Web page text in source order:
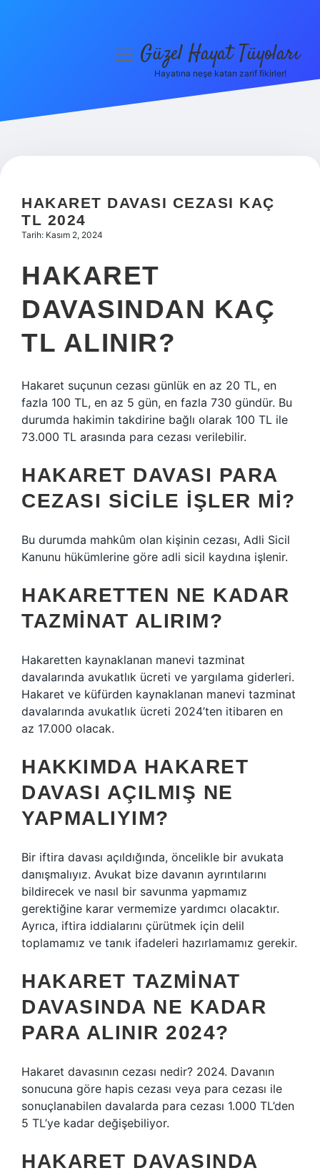
Hakkımızda
menüyüGüzel Hayat Tüyoları
Hayatına neşe katan zarif fikirler!
HAKARET DAVASI CEZASI KAÇ
TL 2024
Tarih: Kasım 2, 2024
HAKARET
DAVASINDAN KAÇ
TL ALINIR?
Hakaret suçunun cezası günlük en az 20 TL, en
fazla 100 TL, en az 5 gün, en fazla 730 gündür. Bu
durumda hakimin takdirine bağlı olarak 100 TL ile
73.000 TL arasında para cezası verilebilir.
HAKARET DAVASI PARA
CEZASI SICILE IŞLER MI?
Bu durumda mahkûm olan kişinin cezası, Adli Sicil
Kanunu hükümlerine göre adli sicil kaydına işlenir.
HAKARETTEN NE KADAR
TAZMINAT ALIRIM?
Hakaretten kaynaklanan manevi tazminat
davalarında avukatlık ücreti ve yargılama giderleri.
Hakaret ve küfürden kaynaklanan manevi tazminat
davalarında avukatlık ücreti 2024’ten itibaren en
az 17.000 olacak.
HAKKIMDA HAKARET
DAVASI AÇILMIŞ NE
YAPMALIYIM?
Bir iftira davası açıldığında, öncelikle bir avukata
danışmalıyız. Avukat bize davanın ayrıntılarını
bildirecek ve nasıl bir savunma yapmamız
gerektiğine karar vermemize yardımcı olacaktır.
Ayrıca, iftira iddialarını çürütmek için delil
toplamamız ve tanık ifadeleri hazırlamamız gerekir.
HAKARET TAZMINAT
DAVASINDA NE KADAR
PARA ALINIR 2024?
Hakaret davasının cezası nedir? 2024. Davanın
sonucuna göre hapis cezası veya para cezası ile
sonuçlanabilen davalarda para cezası 1.000 TL’den
5 TL’ye kadar değişebiliyor.
HAKARET DAVASINDA